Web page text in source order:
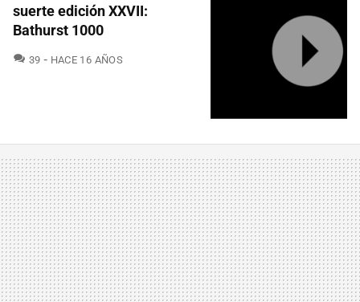
suerte edición XXVII:
Bathurst 1000
39 COMENTARIOS
HACE 16 AÑOS